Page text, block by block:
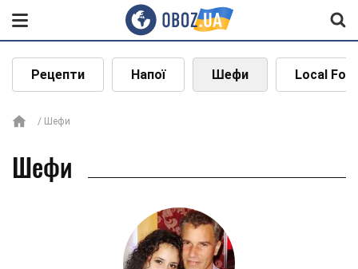
Рецепти Напої Шефи Local
Шефи
Шефи